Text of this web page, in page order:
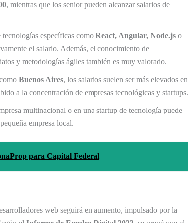
, mientras que los senior pueden alcanzar salarios de
específicas como React, Angular, Node.js o
el salario. Además, el conocimiento de
y metodologías ágiles también es muy valorado.
Buenos Aires, los salarios suelen ser más elevados en
a la concentración de empresas tecnológicas y startups.
multinacional o en una startup de tecnología puede
empresa local.
para Capital Federal
web seguirá en aumento, impulsado por la